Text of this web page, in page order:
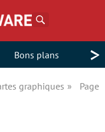
Bons plans >
graphiques
Page